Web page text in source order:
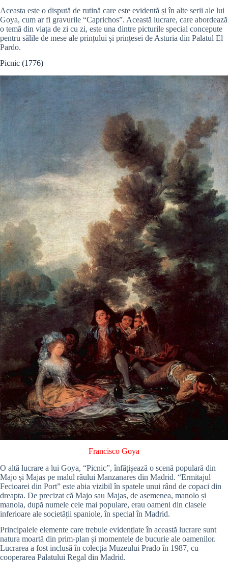
Aceasta este o dispută de rutină care este evidentă și în alte serii ale lui
Goya, cum ar fi gravurile “Caprichos”. Această lucrare, care abordează
o temă din viața de zi cu zi, este una dintre picturile special concepute
pentru sălile de mese ale prințului și prințesei de Asturia din Palatul El
Pardo.
Picnic (1776)
Francisco Goya
O altă lucrare a lui Goya, “Picnic”, înfățișează o scenă populară din
Majo și Majas pe malul râului Manzanares din Madrid. “Ermitajul
Fecioarei din Port” este abia vizibil în spatele unui rând de copaci din
dreapta. De precizat că Majo sau Majas, de asemenea, manolo și
manola, după numele cele mai populare, erau oameni din clasele
inferioare ale societății spaniole, în special în Madrid.
Principalele elemente care trebuie evidențiate în această lucrare sunt
natura moartă din prim-plan și momentele de bucurie ale oamenilor.
Lucrarea a fost inclusă în colecția Muzeului Prado în 1987, cu
cooperarea Palatului Regal din Madrid.